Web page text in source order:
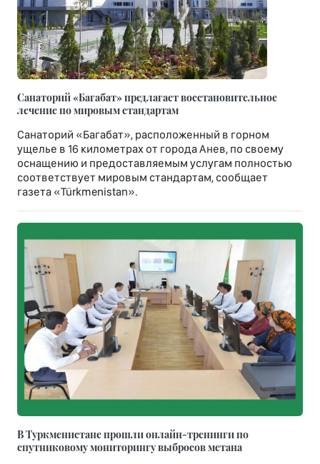
Санаторий «Багабат» предлагает восстановительное
лечение по мировым стандартам
Санаторий «Багабат», расположенный в горном
ущелье в 16 километрах от города Анев, по своему
оснащению и предоставляемым услугам полностью
соответствует мировым стандартам, сообщает
газета «Türkmenistan».
В Туркменистане прошли онлайн-тренинги по
спутниковому мониторингу выбросов метана